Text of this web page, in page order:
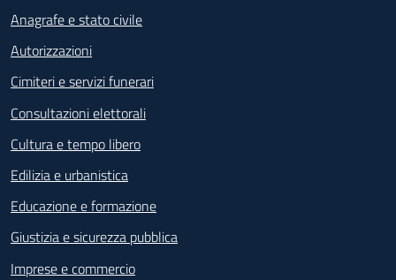
Anagrafe e stato civile
Autorizzazioni
Cimiteri e servizi funerari
Consultazioni elettorali
Cultura e tempo libero
Edilizia e urbanistica
Educazione e formazione
Giustizia e sicurezza pubblica
Imprese e commercio